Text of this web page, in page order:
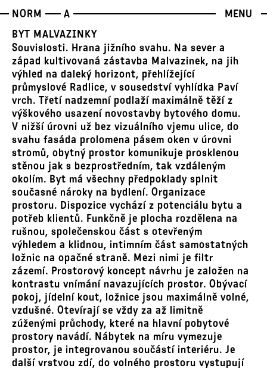
NORM A
MENU
BYT MALVAZINKY
Souvislosti. Hrana jižního svahu. Na sever a
západ kultivovaná zástavba Malvazinek, na jih
výhled na daleký horizont, přehlížející
průmyslové Radlice, v sousedství vyhlídka Paví
vrch. Třetí nadzemní podlaží maximálně těží z
výškového usazení novostavby bytového domu.
V nižší úrovni už bez vizuálního vjemu ulice, do
svahu fasáda prolomena pásem oken v úrovni
stromů, obytný prostor komunikuje prosklenou
stěnou jak s bezprostředním, tak vzdáleným
okolím. Byt má všechny předpoklady splnit
současné nároky na bydlení. Organizace
prostoru. Dispozice vychází z potenciálu bytu a
potřeb klientů. Funkčně je plocha rozdělena na
rušnou, společenskou část s otevřeným
výhledem a klidnou, intimním část samostatných
ložnic na opačné straně. Mezi nimi je filtr
zázemí. Prostorový koncept návrhu je založen na
kontrastu vnímání navazujících prostor. Obývací
pokoj, jídelní kout, ložnice jsou maximálně volné,
vzdušné. Otevírají se vždy za až limitně
zúženými průchody, které na hlavní pobytové
prostory navádí. Nábytek na míru vymezuje
prostor, je integrovanou součástí interiéru. Je
další vrstvou zdí, do volného prostoru vystupují